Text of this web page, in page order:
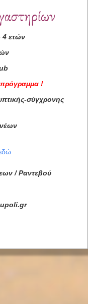
ετών
!
σύγχρονης
/ Ραντεβού
.gr